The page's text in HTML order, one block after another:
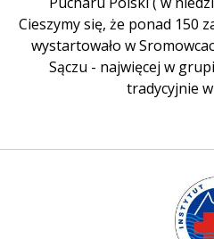
Cieszymy się, że ponad 150
wystartowało w
Sączu - najwięcej w
tradycyjnie w
Instytut